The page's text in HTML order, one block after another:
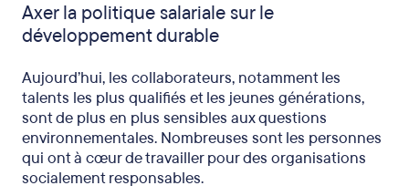
Axer la politique salariale sur le
développement durable
Aujourd’hui, les collaborateurs, notamment les
talents les plus qualifiés et les jeunes générations,
sont de plus en plus sensibles aux questions
environnementales. Nombreuses sont les personnes
qui ont à cœur de travailler pour des organisations
socialement responsables.